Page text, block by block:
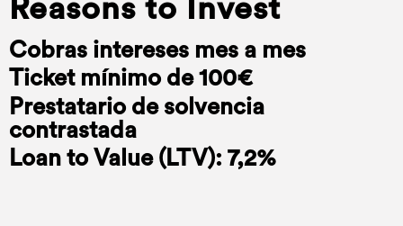
Reasons to Invest
Cobras intereses mes a mes
Ticket mínimo de 100€
Prestatario de solvencia
contrastada
Loan to Value (LTV): 7,2%